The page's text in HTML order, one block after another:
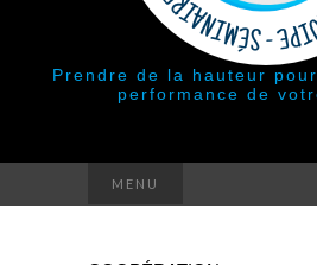
Prendre de la hauteur
performance de
MENU